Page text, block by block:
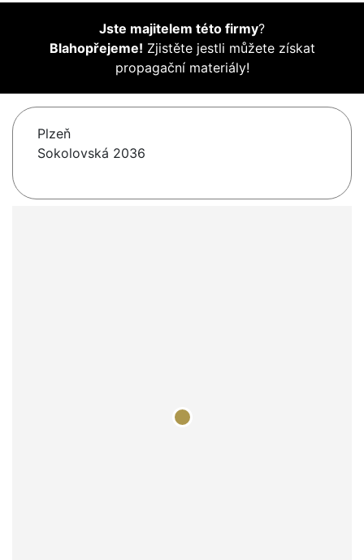
Jste majitelem této firmy?
Blahopřejeme! Zjistěte jestli můžete získat
propagační materiály!
Plzeň
Sokolovská 2036